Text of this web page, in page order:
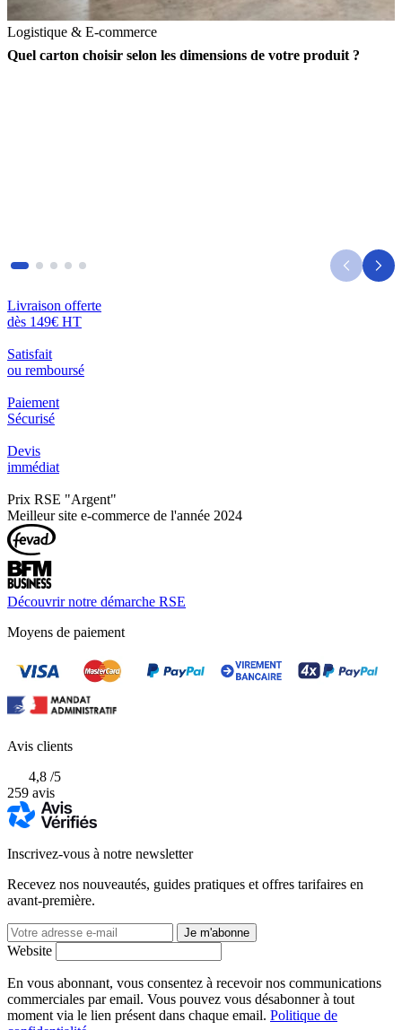
Logistique & E-commerce
Quel carton choisir selon les dimensions de votre produit ?
Livraison offerte
dès 149€ HT
Satisfait
ou remboursé
Paiement
Sécurisé
Devis
immédiat
Prix RSE "Argent"
Meilleur site e-commerce de l'année 2024
Découvrir notre démarche RSE
Moyens de paiement
Avis clients
4,8 /5
259 avis
Inscrivez-vous à notre newsletter
Recevez nos nouveautés, guides pratiques et offres tarifaires en
avant-première.
Votre
adresse
mail
Je m'abonne
Website
En vous abonnant, vous consentez à recevoir nos communications
commerciales par email. Vous pouvez vous désabonner à tout
moment via le lien présent dans chaque email. Politique de